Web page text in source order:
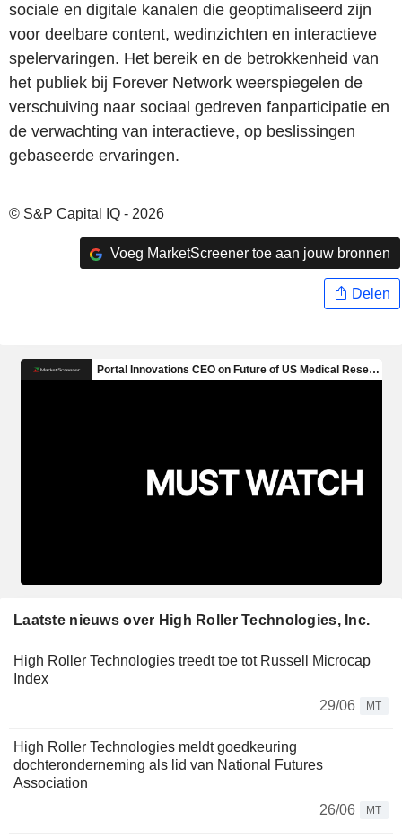
sociale en digitale kanalen die geoptimaliseerd zijn
voor deelbare content, wedinzichten en interactieve
spelervaringen. Het bereik en de betrokkenheid van
het publiek bij Forever Network weerspiegelen de
verschuiving naar sociaal gedreven fanparticipatie en
de verwachting van interactieve, op beslissingen
gebaseerde ervaringen.
© S&P Capital IQ - 2026
Voeg MarketScreener toe aan jouw bronnen
Delen
Laatste nieuws over High Roller Technologies, Inc.
High Roller Technologies treedt toe tot Russell Microcap
Index
29/06
MT
High Roller Technologies meldt goedkeuring
dochteronderneming als lid van National Futures
Association
26/06
MT